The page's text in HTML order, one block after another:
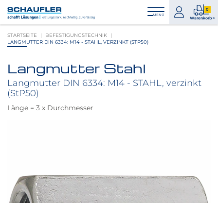
Inhalt
Hauptnavigation
Footernavigation
Logo
Schaufler
verlinkt
zur
MENÜ
zum
Konto
0
Warenkorb >
0
STARTSEITE
BEFESTIGUNGSTECHNIK
LANGMUTTER DIN 6334: M14 - STAHL, VERZINKT (STP50)
Produktbilder
überspringen
Langmutter Stahl
Langmutter DIN 6334: M14 - STAHL, verzinkt
(StP50)
Länge = 3 x Durchmesser